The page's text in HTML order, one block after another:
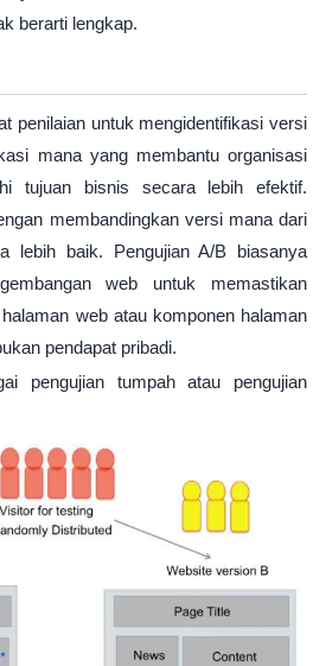
berarti lengkap.
penilaian untuk mengidentifikasi versi
mana yang membantu organisasi
tujuan bisnis secara lebih efektif.
membandingkan versi mana dari
lebih baik. Pengujian A/B biasanya
web untuk memastikan
web atau komponen halaman
pendapat pribadi.
pengujian tumpah atau pengujian